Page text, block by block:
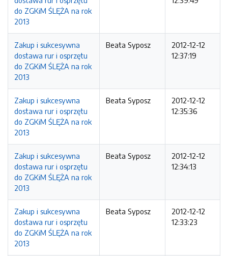
do ZGKiM ŚLĘŻA na rok
2013
Zakup i sukcesywna
dostawa rur i osprzętu
do ZGKiM ŚLĘŻA na rok
2013
Beata Syposz
2012-12-12
12:37:19
Zakup i sukcesywna
dostawa rur i osprzętu
do ZGKiM ŚLĘŻA na rok
2013
Beata Syposz
2012-12-12
12:35:36
Zakup i sukcesywna
dostawa rur i osprzętu
do ZGKiM ŚLĘŻA na rok
2013
Beata Syposz
2012-12-12
12:34:13
Zakup i sukcesywna
dostawa rur i osprzętu
do ZGKiM ŚLĘŻA na rok
2013
Beata Syposz
2012-12-12
12:33:23